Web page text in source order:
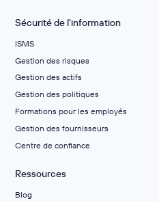
Sécurité de l'information
ISMS
Gestion des risques
Gestion des actifs
Gestion des politiques
Formations pour les employés
Gestion des fournisseurs
Centre de confiance
Ressources
Blog